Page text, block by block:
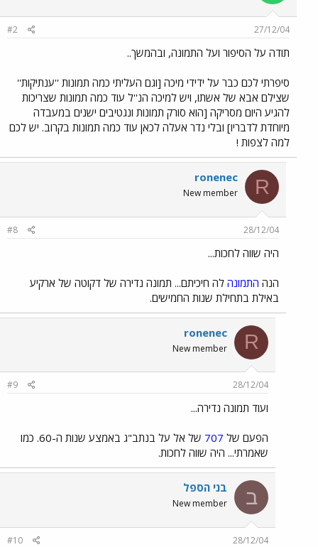
27/12/04
#2
תודה על הסיפור ועל התמונה, ובהמשך..
סיפרתי לכם כבר על ידידי מיכה [וגם העליתי כמה תמונות ''ענתיקות''
שצילם אבא של אשתו, ויש למיכה הנ''ל עוד כמה תמונות שצריכות
להגיע היום מסריקה [הוא סורק תמונות ונגטיבים ישנים במעבדה
מיוחדת לדבריו] ובלי נדר אעלה לכאן עוד כמה תמונות בקרוב. יש לכם
למה לצפות !
R
ronenec
New member
28/12/04
#8
היה שווה לחכות...
הנה התמונה לה חיכיתם... תמונה נדירה של דקוטה של ארקיע
באילת בתחילת שנות החמישים.
R
ronenec
New member
28/12/04
#9
ועוד תמונה נדירה...
הפעם של 707
של אל על בנתב"ג באמצע שנות ה-60. כמו
שאמרתי... היה שווה לחכות.
ב בני הספל
New member
28/12/04
#10